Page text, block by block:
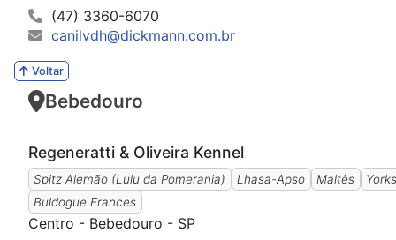
(47) 3360-6070
canilvdh@dickmann.com.br
Voltar
Bebedouro
Regeneratti & Oliveira Kennel
Spitz Alemão (Lulu da Pomerania) Lhasa-Apso Maltês
Buldogue Frances
Centro - Bebedouro - SP